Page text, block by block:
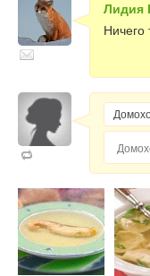
Лидия
Ничего